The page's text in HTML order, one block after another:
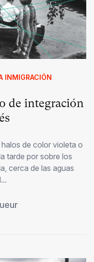
INMIGRACIÓN
de integración
de color violeta o
tarde por sobre los
cerca de las aguas